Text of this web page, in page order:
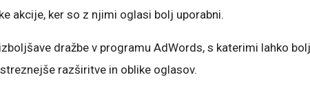
akcije, ker so z njimi oglasi bolj uporabni.
dražbe v programu AdWords, s katerimi lahko bolj
razširitve in oblike oglasov.